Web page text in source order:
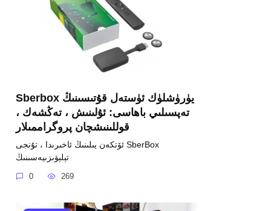
Sberbox يۈرۈشلۈك ئۈستەل قۇتىسىنىڭ
تەپسىلىي باھاسى: ئۇلىنىش ، تەڭشەك ،
قوللىنىشچان پروگراممىلار
ئۆتكەن يىلىنىڭ ئاخىرىدا ، تۇنجى SberBox
تېلېۋىزىيەسىنىڭ
0 269